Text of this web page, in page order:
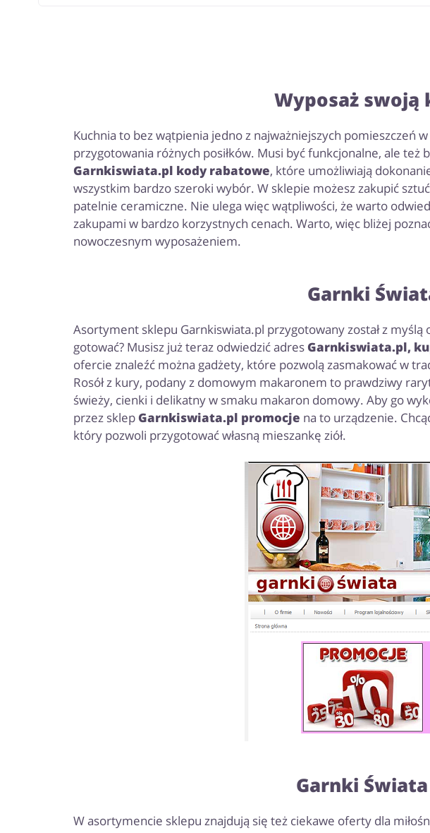
Wyposaż swoją
Kuchnia to bez wątpienia jedno z najważniejszych pomieszczeń
przygotowania różnych posiłków. Musi być funkcjonalne, ale
Garnkiswiata.pl kody rabatowe, które umożliwiają
wszystkim bardzo szeroki wybór. W sklepie możesz zakupić
patelnie ceramiczne. Nie ulega więc wątpliwości, że warto
zakupami w bardzo korzystnych cenach. Warto, więc bliżej
nowoczesnym wyposażeniem.
Garnki
Asortyment sklepu Garnkiswiata.pl przygotowany został z
gotować? Musisz już teraz odwiedzić adres Garnkiswiata.pl,
ofercie znaleźć można gadżety, które pozwolą zasmakować w
Rosół z kury, podany z domowym makaronem to prawdziwy
świeży, cienki i delikatny w smaku makaron domowy. Aby go
przez sklep Garnkiswiata.pl promocje na to urządzenie.
który pozwoli przygotować własną mieszankę ziół.
Garnki
W asortymencie sklepu znajdują się też ciekawe oferty dla